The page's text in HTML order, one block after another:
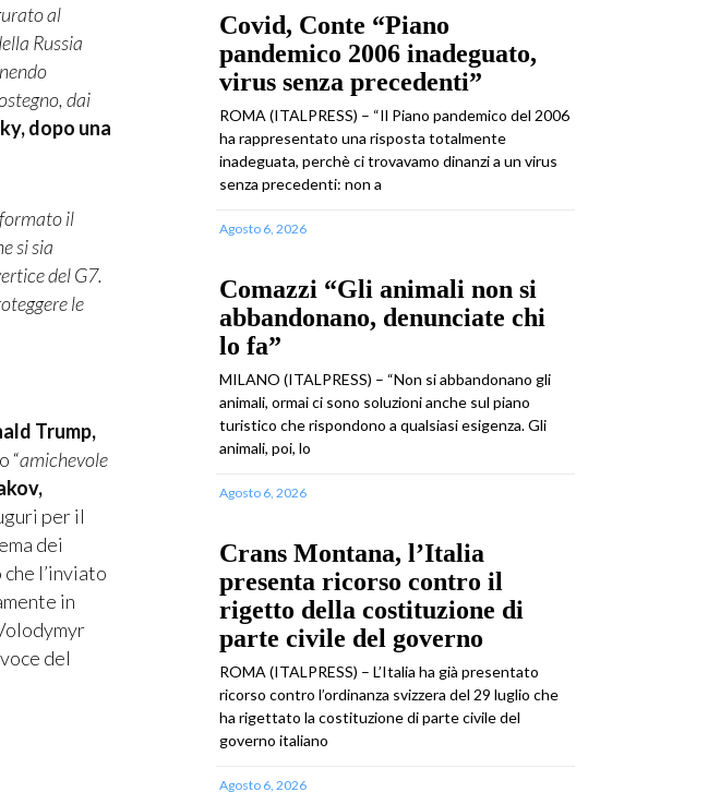
al
Russia
dai
dopo una
il
si sia
del G7.
le
Trump,
“amichevole
per il
dei
l’inviato
in
del
Covid, Conte “Piano
pandemico 2006 inadeguato,
virus senza precedenti”
ROMA (ITALPRESS) – “Il Piano pandemico del 2006
ha rappresentato una risposta totalmente
inadeguata, perchè ci trovavamo dinanzi a un virus
senza precedenti: non a
Agosto 6, 2026
Comazzi “Gli animali non si
abbandonano, denunciate chi
lo fa”
MILANO (ITALPRESS) – “Non si abbandonano gli
animali, ormai ci sono soluzioni anche sul piano
turistico che rispondono a qualsiasi esigenza. Gli
animali, poi, lo
Agosto 6, 2026
Crans Montana, l’Italia
presenta ricorso contro il
rigetto della costituzione di
parte civile del governo
ROMA (ITALPRESS) – L’Italia ha già presentato
ricorso contro l’ordinanza svizzera del 29 luglio che
ha rigettato la costituzione di parte civile del
governo italiano
Agosto 6, 2026